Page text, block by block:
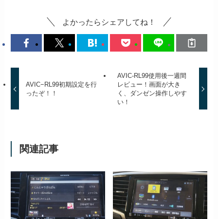
よかったらシェアしてね！
AVIC−RL99初期設定を行
ったぞ！！
AVIC-RL99使用後一週間
レビュー！画面が大き
く、ダンゼン操作しやす
い！
関連記事